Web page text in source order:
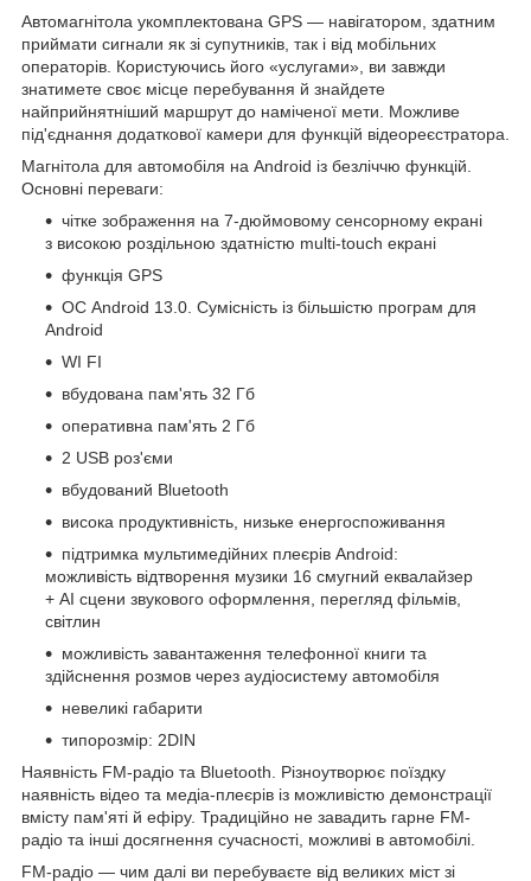
Автомагнітола укомплектована GPS — навігатором, здатним
приймати сигнали як зі супутників, так і від мобільних
операторів. Користуючись його «услугами», ви завжди
знатимете своє місце перебування й знайдете
найприйнятніший маршрут до наміченої мети. Можливе
під'єднання додаткової камери для функцій відеореєстратора.
Магнітола для автомобіля на Android із безліччю функцій.
Основні переваги:
чітке зображення на 7-дюймовому сенсорному екрані
з високою роздільною здатністю multi-touch екрані
функція GPS
ОС Android 13.0. Сумісність із більшістю програм для
Android
WI FI
вбудована пам'ять 32 Гб
оперативна пам'ять 2 Гб
2 USB роз'єми
вбудований Bluetooth
висока продуктивність, низьке енергоспоживання
підтримка мультимедійних плеєрів Android:
можливість відтворення музики 16 смугний еквалайзер
+ AI сцени звукового оформлення, перегляд фільмів,
світлин
можливість завантаження телефонної книги та
здійснення розмов через аудіосистему автомобіля
невеликі габарити
типорозмір: 2DIN
Наявність FM-радіо та Bluetooth. Різноутворює поїздку
наявність відео та медіа-плеєрів із можливістю демонстрації
вмісту пам'яті й ефіру. Традиційно не завадить гарне FM-
радіо та інші досягнення сучасності, можливі в автомобілі.
FM-радіо — чим далі ви перебуваєте від великих міст зі